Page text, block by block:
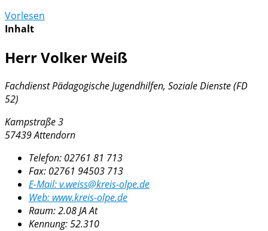
Vorlesen
Inhalt
Herr Volker Weiß
Fachdienst Pädagogische Jugendhilfen, Soziale Dienste (FD
52)
Kampstraße 3
57439 Attendorn
Telefon: 02761 81 713
Fax: 02761 94503 713
E-Mail:v.weiss@kreis-olpe.de
Web: www.kreis-olpe.de
Raum: 2.08 JA At
Kennung:52.310